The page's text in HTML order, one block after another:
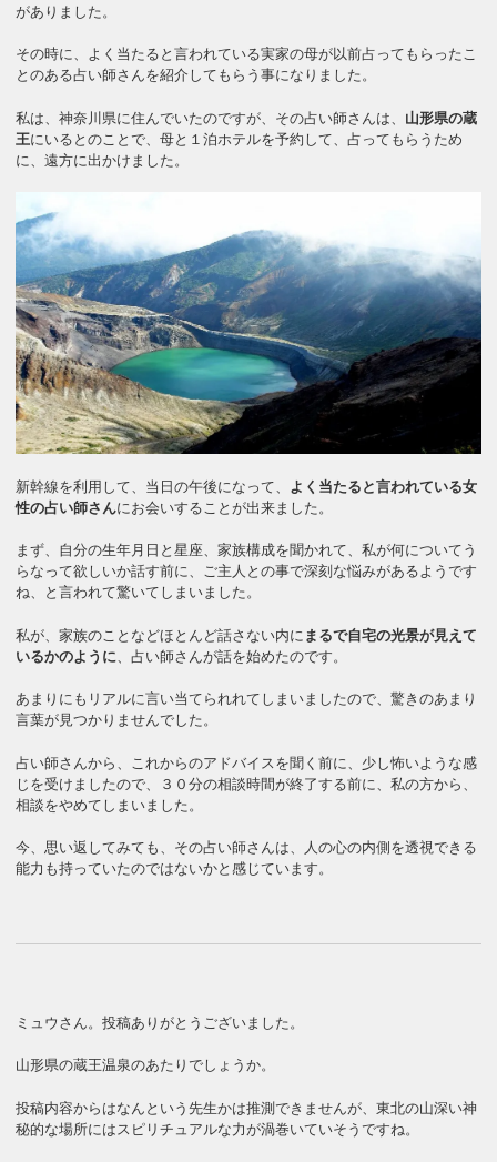
がありました。
その時に、よく当たると言われている実家の母が以前占ってもらったこ
とのある占い師さんを紹介してもらう事になりました。
私は、神奈川県に住んでいたのですが、その占い師さんは、 山形県の蔵
王にいるとのことで、母と１泊ホテルを予約して、占ってもらうため
に、遠方に出かけました。
新幹線を利用して、当日の午後になって、
よく当たると言われている女
性の占い師さんにお会いすることが出来ました。
まず、自分の生年月日と星座、家族構成を聞かれて、私が何についてう
らなって欲しいか話す前に、ご主人との事で深刻な悩みがあるようです
ね、と言われて驚いてしまいました。
私が、家族のことなどほとんど話さない内に まるで自宅の光景が見えて
いるかのように 、占い師さんが話を始めたのです。
あまりにもリアルに言い当てられれてしまいましたので、驚きのあまり
言葉が見つかりませんでした。
占い師さんから、これからのアドバイスを聞く前に、少し怖いような感
じを受けましたので、３０分の相談時間が終了する前に、私の方から、
相談をやめてしまいました。
今、思い返してみても、その占い師さんは、人の心の内側を透視できる
能力も持っていたのではないかと感じています。
ミュウさん。投稿ありがとうございました。
山形県の蔵王温泉のあたりでしょうか。
投稿内容からはなんという先生かは推測できませんが、東北の山深い神
秘的な場所にはスピリチュアルな力が渦巻いていそうですね。